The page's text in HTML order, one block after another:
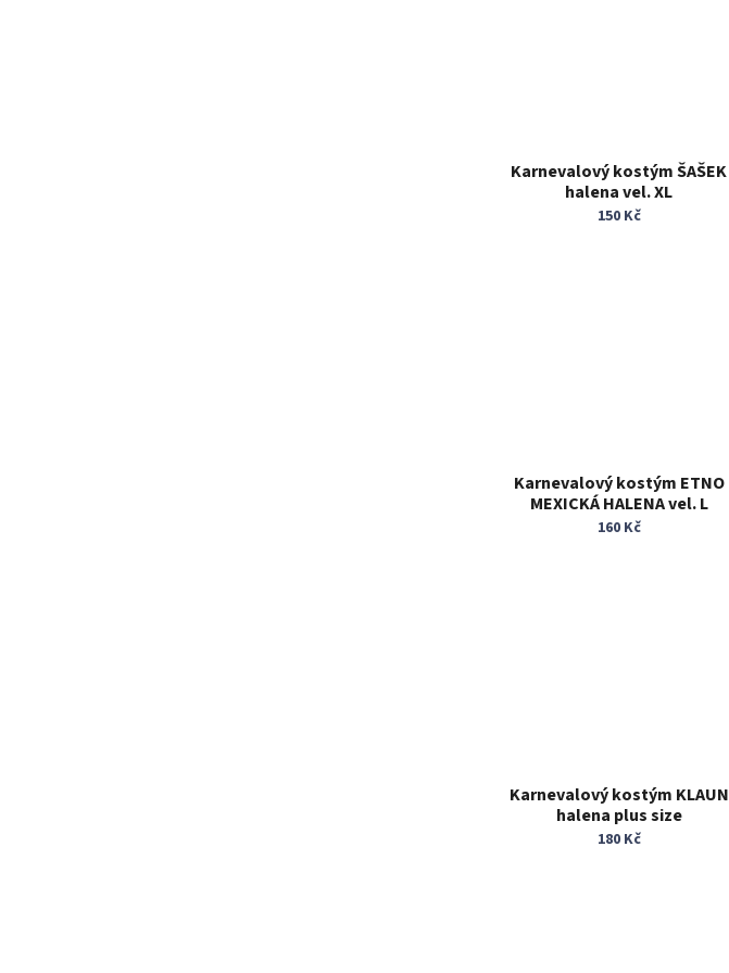
Karnevalový kostým ŠAŠEK
halena vel. XL
150 Kč
Karnevalový kostým ETNO
MEXICKÁ HALENA vel. L
160 Kč
Karnevalový kostým KLAUN
halena plus size
180 Kč